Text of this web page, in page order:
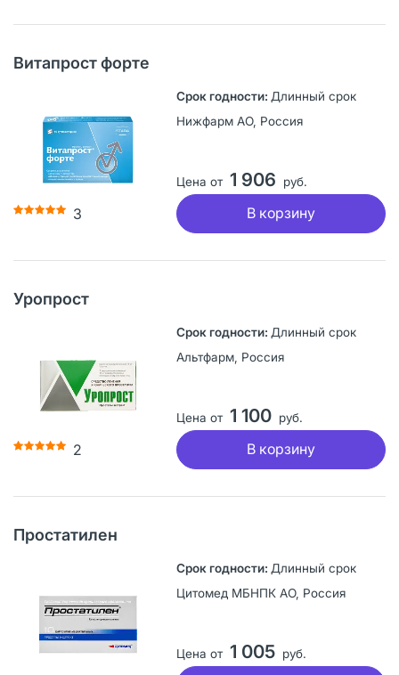
Витапрост форте
3
Длинный срок
Нижфарм АО, Россия
Цена от 1 906 руб.
В корзину
Уропрост
2
Длинный срок
Альтфарм, Россия
Цена от 1 100 руб.
В корзину
Простатилен
Длинный срок
Цитомед МБНПК АО, Россия
Цена от 1 005 руб.